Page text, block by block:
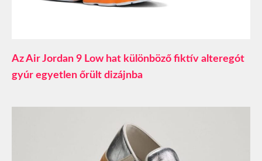
Az Air Jordan 9 Low hat különböző fiktív alteregót
gyúr egyetlen őrült dizájnba